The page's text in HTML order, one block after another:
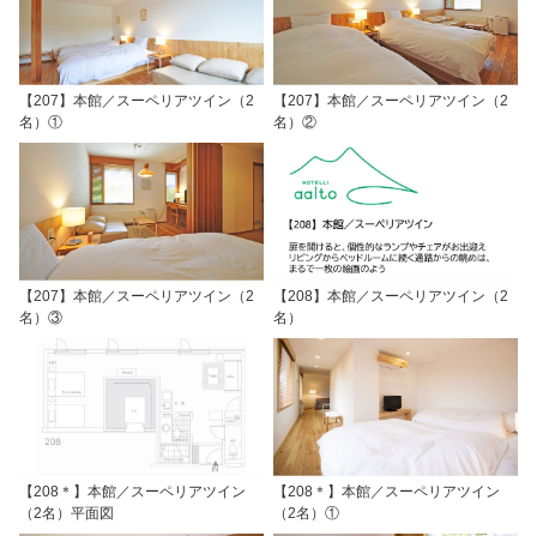
【207】本館／スーペリアツイン（2
名）①
【207】本館／スーペリアツイン（2
名）②
【207】本館／スーペリアツイン（2
名）③
【208】本館／スーペリアツイン（2
名）
【208＊】本館／スーペリアツイン
（2名）平面図
【208＊】本館／スーペリアツイン
（2名）①